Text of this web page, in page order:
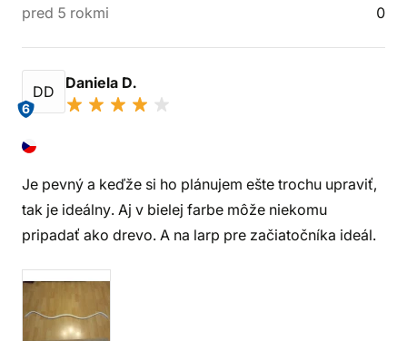
pred 5 rokmi 0
DD
6
Daniela D.
Je pevný a keďže si ho plánujem ešte trochu upraviť,
tak je ideálny. Aj v bielej farbe môže niekomu
pripadať ako drevo. A na larp pre začiatočníka ideál.